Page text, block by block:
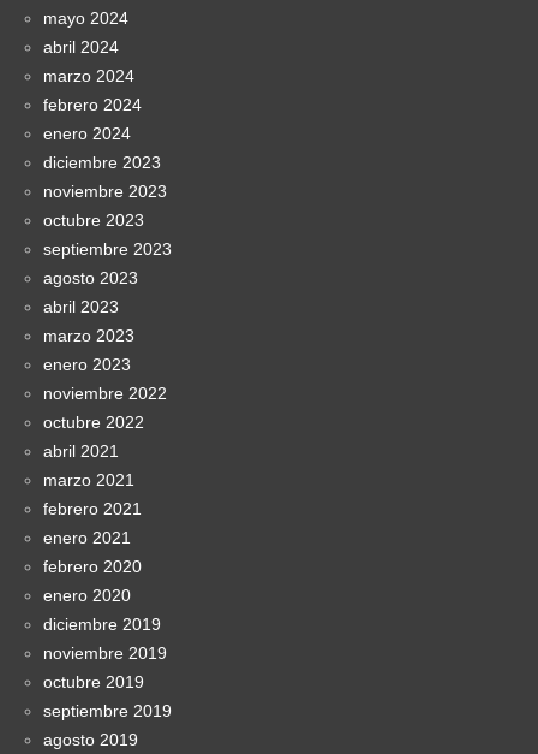
mayo 2024
abril 2024
marzo 2024
febrero 2024
enero 2024
diciembre 2023
noviembre 2023
octubre 2023
septiembre 2023
agosto 2023
abril 2023
marzo 2023
enero 2023
noviembre 2022
octubre 2022
abril 2021
marzo 2021
febrero 2021
enero 2021
febrero 2020
enero 2020
diciembre 2019
noviembre 2019
octubre 2019
septiembre 2019
agosto 2019